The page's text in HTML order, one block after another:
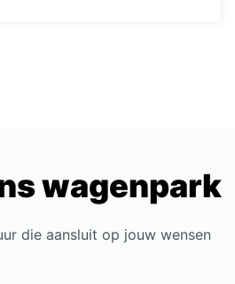
wagenpark
die aansluit op jouw wensen